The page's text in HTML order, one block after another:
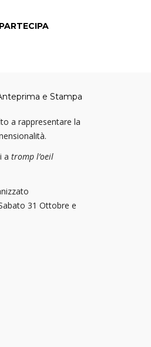
PARTECIPA
e Stampa
a rappresentare la
a tromp l’oeil
31 Ottobre e